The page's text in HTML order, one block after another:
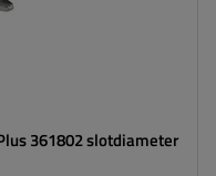
361802 slotdiameter